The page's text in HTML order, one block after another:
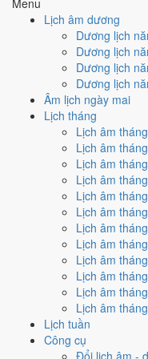
Lịch âm dương
Dương lịch
Dương lịch
Dương lịch
Dương lịch
Âm lịch ngày mai
Lịch tháng
Lịch âm
Lịch âm
Lịch âm
Lịch âm
Lịch âm
Lịch âm
Lịch âm
Lịch âm
Lịch âm
Lịch âm
Lịch âm
Lịch âm
Lịch tuần
Công cụ
Đổi lịch âm -
hợp
Cách tính ngày tốt
Động thổ - khởi
Trung bình
Động thổ - khởi công
Ngày Hắc Đạogây
Cách tính ngày tốt
Nhập trạch - vào
Trung bình
Nhập trạch - vào nhà
Ngày Hắc Đạogây
Cách tính ngày tốt
Mua xe - tậu xe
Trung bình
Mua xe - tậu xe hôm
Hắc Đạogây bất lợi.
Cách tính ngày tốt
Xuất hành - đi xa
5
/10Trung bình
Xuất hành - đi xa hôm
Sao Trương , nhưng